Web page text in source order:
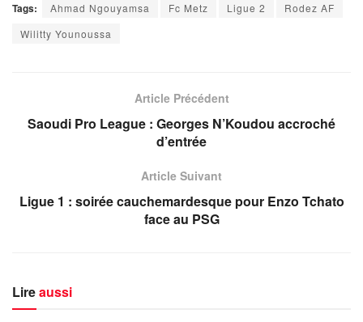
Tags: Ahmad Ngouyamsa Fc Metz Ligue 2
Rodez AF
Wilitty Younoussa
Article Précédent
Saoudi Pro League : Georges N’Koudou accroché
d’entrée
Article Suivant
Ligue 1 : soirée cauchemardesque pour Enzo Tchato
face au PSG
Lireaussi